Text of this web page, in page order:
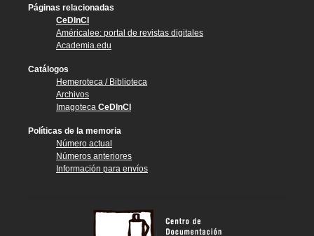
Páginas relacionadas
CeDInCI
Américalee: portal de revistas digitales
Academia.edu
Catálogos
Hemeroteca / Biblioteca
Archivos
Imagoteca CeDInCI
Políticas de la memoria
Número actual
Números anteriores
Información para envíos